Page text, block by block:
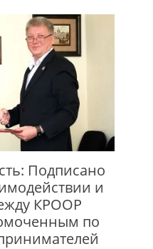
Подписано
и
КРООР
по